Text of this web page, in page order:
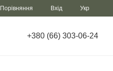
Порівняння Вхід Укр
+380 (66) 303-06-24